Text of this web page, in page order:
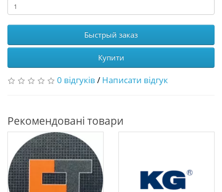
Быстрый заказ
Купити
0 відгуків / Написати відгук
Рекомендовані товари